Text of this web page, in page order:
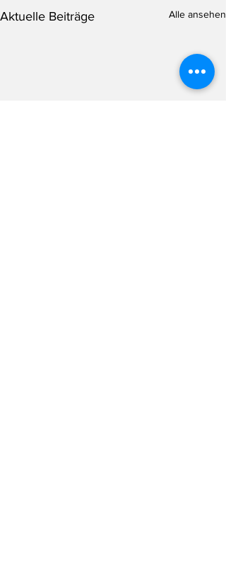
Aktuelle Beiträge Alle ansehen